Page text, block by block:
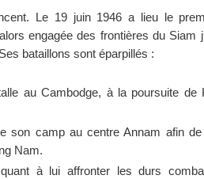
Le 19 juin 1946 a lieu le
engagée des frontières du Siam
bataillons sont éparpillés :
au Cambodge, à la poursuite
son camp au centre Annam afin
Nam.
à lui affronter les durs